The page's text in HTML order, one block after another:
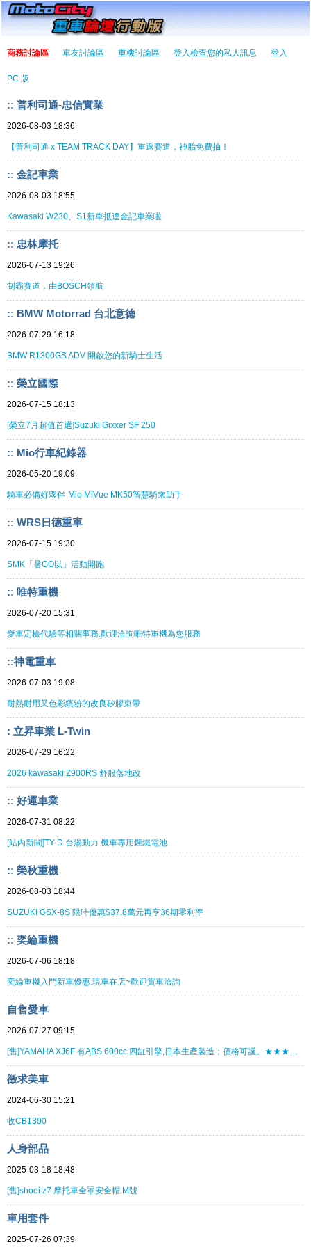
商務討論區 車友討論區 重機討論區 登入檢查您的私人訊息 登入
PC 版
:: 普利司通-忠信實業
2026-08-03 18:36
【普利司通 x TEAM TRACK DAY】重返賽道，神胎免費抽！
:: 金記車業
2026-08-03 18:55
Kawasaki W230、S1新車抵達金記車業啦
:: 忠林摩托
2026-07-13 19:26
制霸賽道，由BOSCH領航
:: BMW Motorrad 台北意德
2026-07-29 16:18
BMW R1300GS ADV 開啟您的新騎士生活
:: 榮立國際
2026-07-15 18:13
[榮立7月超值首選]Suzuki Gixxer SF 250
:: Mio行車紀錄器
2026-05-20 19:09
騎車必備好夥伴-Mio MiVue MK50智慧騎乘助手
:: WRS日德重車
2026-07-15 19:30
SMK「暑GO以」活動開跑
:: 唯特重機
2026-07-20 15:31
愛車定檢代驗等相關事務.歡迎洽詢唯特重機為您服務
::神電重車
2026-07-03 19:08
耐熱耐用又色彩繽紛的改良矽膠束帶
: 立昇車業 L-Twin
2026-07-29 16:22
2026 kawasaki Z900RS 舒服落地改
:: 好運車業
2026-07-31 08:22
[站內新聞]TY-D 台湯動力 機車專用鋰鐵電池
:: 榮秋重機
2026-08-03 18:44
SUZUKI GSX-8S 限時優惠$37.8萬元再享36期零利率
:: 奕綸重機
2026-07-06 18:18
奕綸重機入門新車優惠.現車在店~歡迎賞車洽詢
自售愛車
2026-07-27 09:15
[售]YAMAHA XJ6F 有ABS 600cc 四缸引擎,日本生產製造；價格可議。★★★★★★★★
徵求美車
2024-06-30 15:21
收CB1300
人身部品
2025-03-18 18:48
[售]shoei z7 摩托車全罩安全帽 M號
車用套件
2025-07-26 07:39